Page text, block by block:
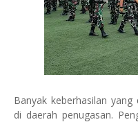
Banyak keberhasilan
di daerah penugasan.